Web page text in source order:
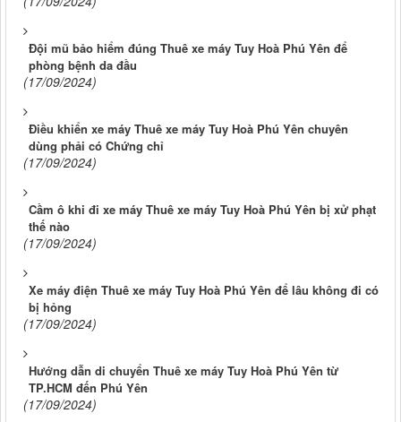
Đội mũ bảo hiểm đúng Thuê xe máy Tuy Hoà Phú Yên để
phòng bệnh da đầu
(17/09/2024)
Điều khiển xe máy Thuê xe máy Tuy Hoà Phú Yên chuyên
dùng phải có Chứng chỉ
(17/09/2024)
Cầm ô khi đi xe máy Thuê xe máy Tuy Hoà Phú Yên bị xử phạt
thế nào
(17/09/2024)
Xe máy điện Thuê xe máy Tuy Hoà Phú Yên để lâu không đi có
bị hỏng
(17/09/2024)
Hướng dẫn di chuyển Thuê xe máy Tuy Hoà Phú Yên từ
TP.HCM đến Phú Yên
(17/09/2024)